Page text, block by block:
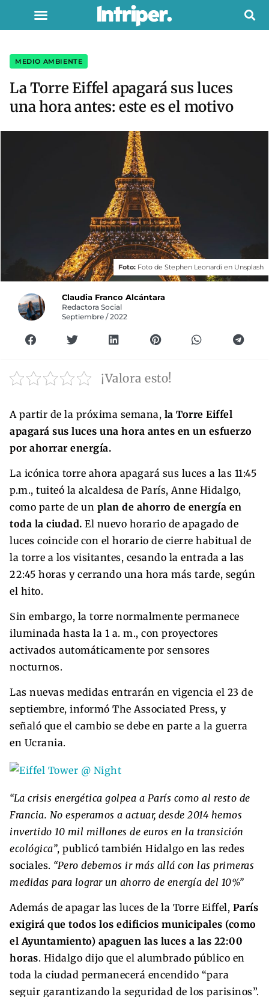
MEDIO AMBIENTE
La Torre Eiffel apagará sus luces
una hora antes: este es el motivo
Foto: Foto de Stephen Leonardi en Unsplash
Claudia Franco Alcántara
Redactora Social
Septiembre / 2022
¡Valora esto!
A partir de la próxima semana, la Torre Eiffel
apagará sus luces una hora antes en un esfuerzo
por ahorrar energía.
La icónica torre ahora apagará sus luces a las 11:45
p.m., tuiteó la alcaldesa de París, Anne Hidalgo,
como parte de un plan de ahorro de energía en
toda la ciudad. El nuevo horario de apagado de
luces coincide con el horario de cierre habitual de
la torre a los visitantes, cesando la entrada a las
22:45 horas y cerrando una hora más tarde, según
el hito.
Sin embargo, la torre normalmente permanece
iluminada hasta la 1 a. m., con proyectores
activados automáticamente por sensores
nocturnos.
Las nuevas medidas entrarán en vigencia el 23 de
septiembre, informó The Associated Press, y
señaló que el cambio se debe en parte a la guerra
en Ucrania.
“La crisis energética golpea a París como al resto de
Francia. No esperamos a actuar, desde 2014 hemos
invertido 10 mil millones de euros en la transición
ecológica”, publicó también Hidalgo en las redes
sociales. “Pero debemos ir más allá con las primeras
medidas para lograr un ahorro de energía del 10%”
Además de apagar las luces de la Torre Eiffel, París
exigirá que todos los edificios municipales (como
el Ayuntamiento) apaguen las luces a las 22:00
horas. Hidalgo dijo que el alumbrado público en
toda la ciudad permanecerá encendido “para
seguir garantizando la seguridad de los parisinos”.